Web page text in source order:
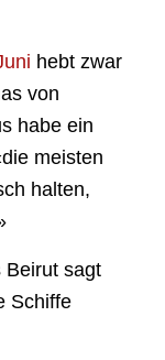
hebt zwar
von
habe ein
meisten
halten,
Beirut sagt
Schiffe